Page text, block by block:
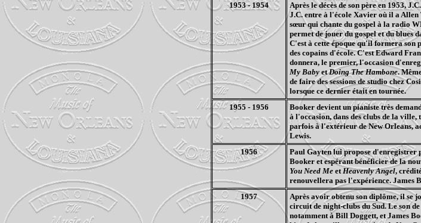
1953 - 1954
Après le décès de son père en 1953,
J.C. entre à l'école Xavier où il a Allen
sœur qui chante du gospel à la radio
permet de jouer du gospel et du blues
C'est à cette époque qu'il formera
des copains d'école. C'est Edward
donnera, le premier, l'occasion
My BabyetDoing The Hambone.
de faire des sessions de studio chez
lorsque ce dernier était en tournée.
1955 - 1956
Booker devient un pianiste très
à l'occasion, dans des clubs de la
parfois à l'extérieur de New Orleans,
Lewis.
1956
Paul Gayten lui propose d'enregistrer
Booker et espérant bénéficier de la
You Need MeetHeavenly Angel,
renouvellera pas l'expérience. James
1957
Après avoir obtenu son diplôme, il se
circuit de night-clubs du Sud. Le son
notamment à Bill Doggett, et James